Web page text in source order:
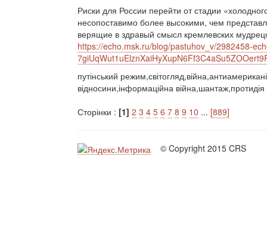
Риски для России перейти от стадии
несопоставимо более высокими, чем
верящие в здравый смысл кремлевских
https://echo.msk.ru/blog/pastuhov_v/2982458-
путінський
відносини,інформаційна
Сторінки : [1] 2 3 4 5 6 7 8 9 10 ... [889]
© Copyright 2015 CRS